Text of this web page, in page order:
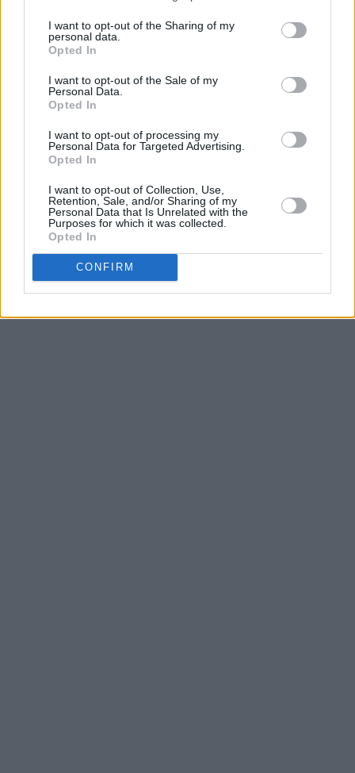
I want to opt-out of the Sharing of my
personal data.
Opted In
I want to opt-out of the Sale of my
Personal Data.
Opted In
I want to opt-out of processing my
Personal Data for Targeted Advertising.
Opted In
I want to opt-out of Collection, Use,
Retention, Sale, and/or Sharing of my
Personal Data that Is Unrelated with the
Purposes for which it was collected.
Opted In
CONFIRM